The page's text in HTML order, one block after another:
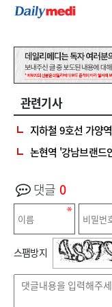
관련기사
지하철 9호선 가양
논현역 '강남브랜드
댓글 0
스팸방지